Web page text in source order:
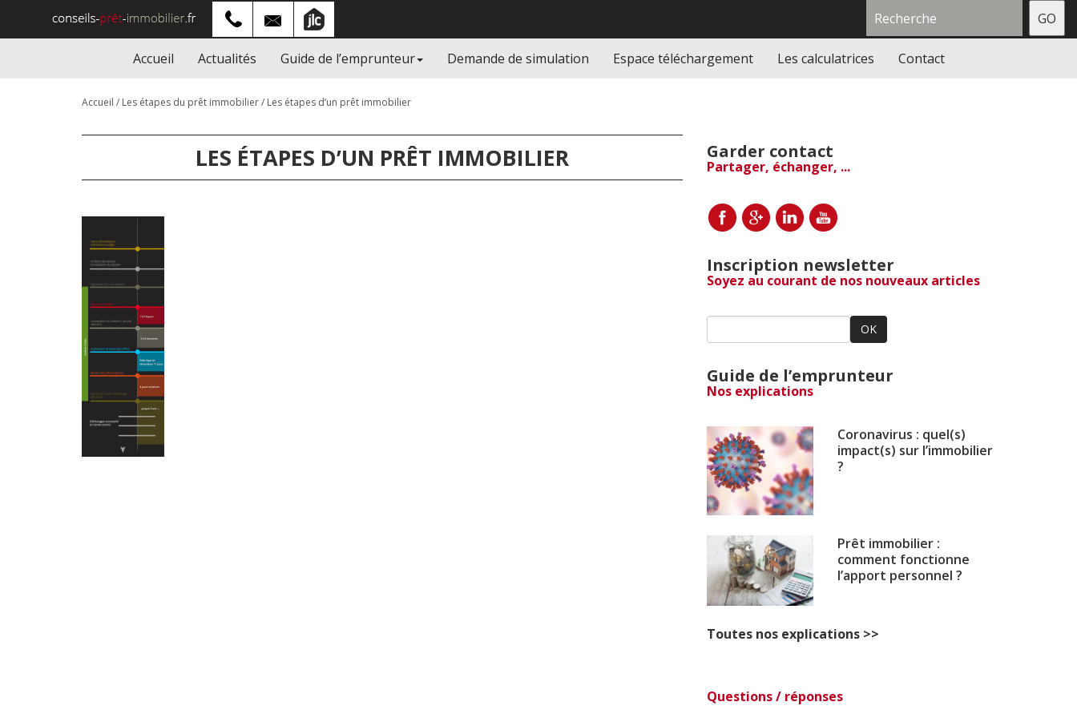
Accueil Actualités Guide de l’emprunteur Demande de simulation Espace téléchargement Les calculatrices Contact
Accueil / Les étapes du prêt immobilier/ Les étapes d’un prêt immobilier
LES ÉTAPES D’UN PRÊT IMMOBILIER Garder contact
Partager, échanger, ...
Inscription newsletter
Soyez au courant de nos nouveaux articles
OK
Guide de l’emprunteur
Nos explications
Coronavirus : quel(s)
impact(s) sur l’immobilier
?
Prêt immobilier :
comment fonctionne
l’apport personnel ?
Toutes nos explications >>
Questions / réponses